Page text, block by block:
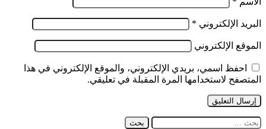
البريد الإلكتروني *
الموقع الإلكتروني
احفظ اسمي، بريدي الإلكتروني، والموقع الإلكتروني في هذا
المتصفح لاستخدامها المرة المقبلة في تعليقي.
البحث